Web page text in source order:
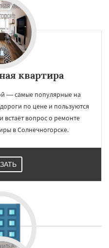
квартира
— самые популярные на
по цене и пользуются
встаёт вопрос о ремонте
в Солнечногорске.